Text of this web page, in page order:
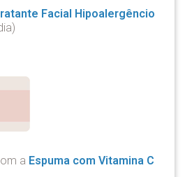
Facial Hipoalergêncio
a Espuma com Vitamina C